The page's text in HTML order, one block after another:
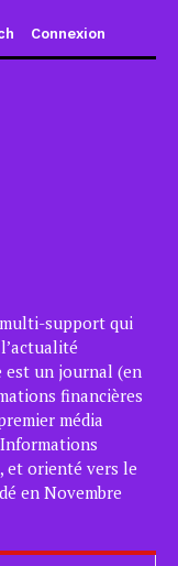
Connexion
support qui
est un journal (en
financières
média
et orienté vers le
en Novembre